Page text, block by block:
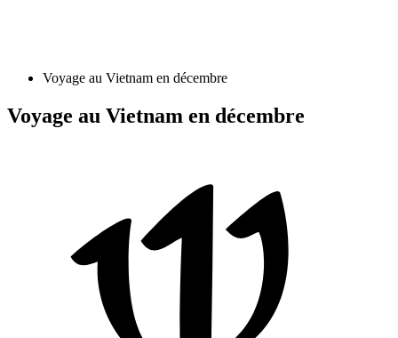
Voyage au Vietnam en décembre
Voyage au Vietnam en décembre